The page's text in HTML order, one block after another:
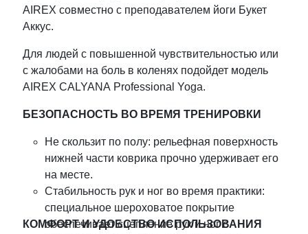
AIREX совместно с преподавателем йоги Букет
Аккус.
Для людей с повышенной чувствительностью или
с жалобами на боль в коленях подойдет модель
AIREX CALYANA Professional Yoga.
БЕЗОПАСНОСТЬ ВО ВРЕМЯ ТРЕНИРОВКИ
Не скользит по полу: рельефная поверхность
нижней части коврика прочно удерживает его
на месте.
Стабильность рук и ног во время практики:
специальное шероховатое покрытие
обеспечивает сцепление рук и ног с
КОМФОРТ И УДОБСТВО ИСПОЛЬЗОВАНИЯ